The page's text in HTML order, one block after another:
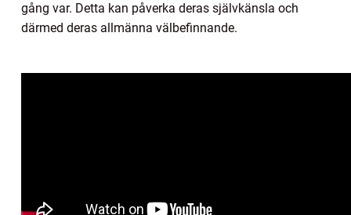
gång var. Detta kan påverka deras självkänsla och
därmed deras allmänna välbefinnande.